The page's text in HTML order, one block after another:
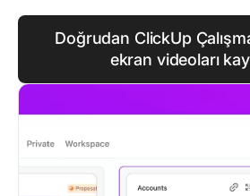
Doğrudan ClickUp
ekran videoları